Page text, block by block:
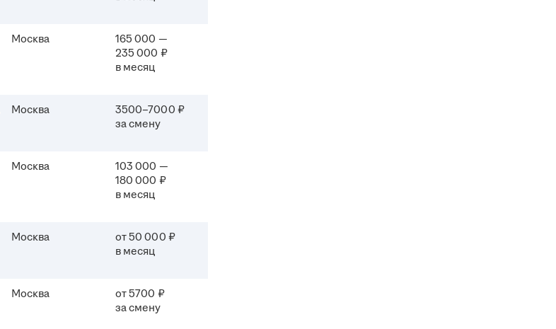
Москва
165 000 —
235 000 ₽
в месяц
Москва
3500–7000 ₽
за смену
Москва
103 000 —
180 000 ₽
в месяц
Москва
от 50 000 ₽
в месяц
Москва
от 5700 ₽
за смену